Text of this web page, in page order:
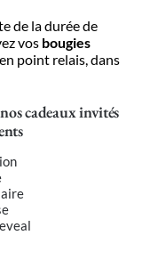
de la durée de
vos bougies
point relais dans
cadeaux invités